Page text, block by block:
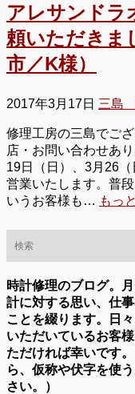
アレサンドラ
頼いただきま
市／K様）
2017年3月17日 三島
修理工房の三島でご
店・お問い合わせあ
19日（日）、3月26
営業いたします。普
いうお客様も… もっ
時計修理のブログ。
計に対する思い、仕
ことを綴ります。日
いただいているお客
ただければ幸いです
ら、仮称や伏字を使
さい。）